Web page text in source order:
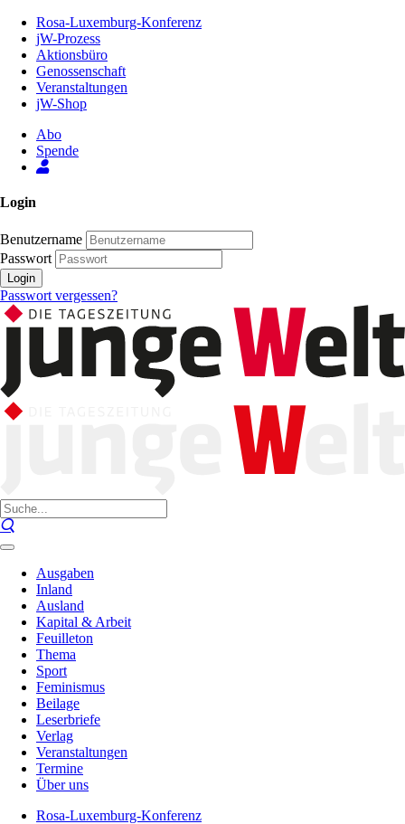
Inhalt
Seite
Rosa-Luxemburg-Konferenz
jW-Prozess
Aktionsbüro
Genossenschaft
Veranstaltungen
jW-Shop
Abo
Spende
Login
Benutzername
Passwort
Login
Passwort vergessen?
Ausgaben
Inland
Ausland
Kapital & Arbeit
Feuilleton
Thema
Sport
Feminismus
Beilage
Leserbriefe
Verlag
Veranstaltungen
Termine
Über uns
Rosa-Luxemburg-Konferenz